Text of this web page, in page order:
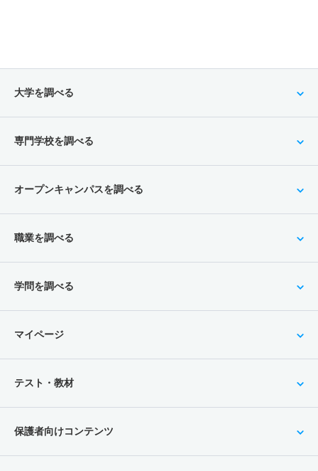
大学を調べる
専門学校を調べる
オープンキャンパスを調べる
職業を調べる
学問を調べる
マイページ
テスト・教材
保護者向けコンテンツ